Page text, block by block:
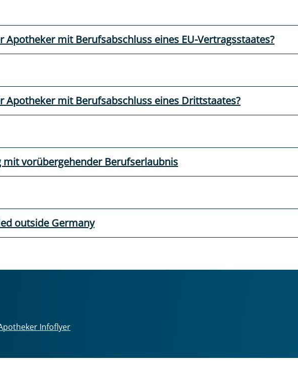
Apotheker mit Berufsabschluss eines EU-Vertragsstaates?
Apotheker mit Berufsabschluss eines Drittstaates?
vorübergehender Berufserlaubnis
outside Germany
Infoflyer